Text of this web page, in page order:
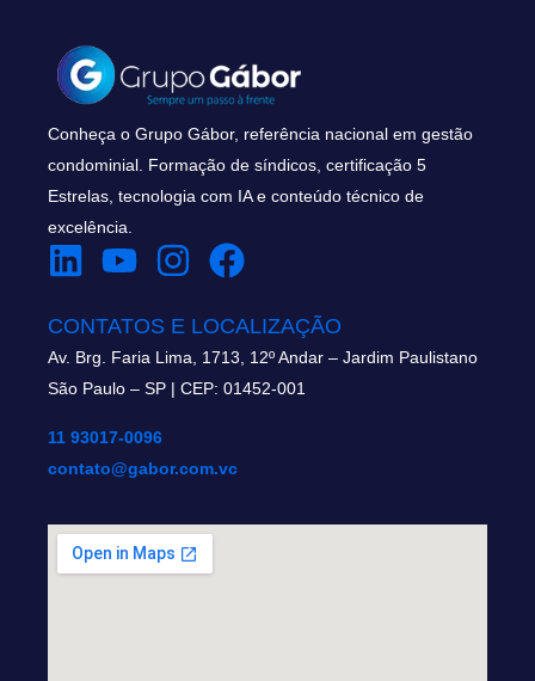
Conheça o Grupo Gábor, referência nacional em gestão
condominial. Formação de síndicos, certificação 5
Estrelas, tecnologia com IA e conteúdo técnico de
excelência.
CONTATOS E LOCALIZAÇÃO
Av. Brg. Faria Lima, 1713, 12º Andar – Jardim Paulistano
São Paulo – SP | CEP: 01452-001
11 93017-0096
contato@gabor.com.vc